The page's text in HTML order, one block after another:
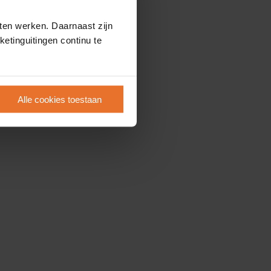
werken. Daarnaast zijn
continu te
Alle cookies toestaan